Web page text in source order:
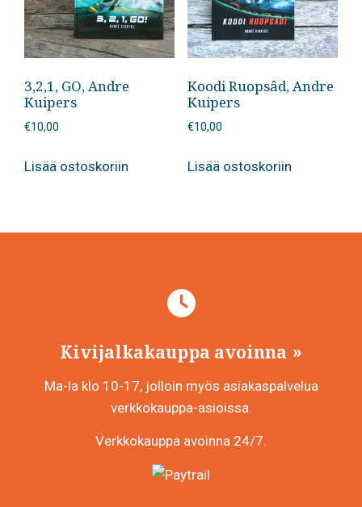
3,2,1, GO, Andre
Kuipers
€10,00
Lisää ostoskoriin
Koodi Ruopsâd, Andre
Kuipers
€10,00
Lisää ostoskoriin
Kivijalkakauppa avoinna
Ma-la klo 10-17, jolloin myös asiakaspalvelua
verkkokauppa-asioissa.
Verkkokauppa avoinna 24/7.